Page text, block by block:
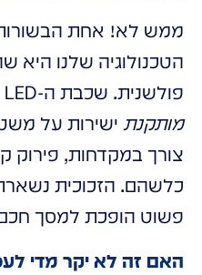
ממש לא! אחת
הטכנולוגיה שלנו היא
פולשנית. שכבת ה-LED השקופה והסופר-דקה
מותקנת ישירות על
צורך במקדחות, פירוק
כלשהם. הזכוכית
פשוט הופכת למסך חכם
האם זה לא יקר מדי